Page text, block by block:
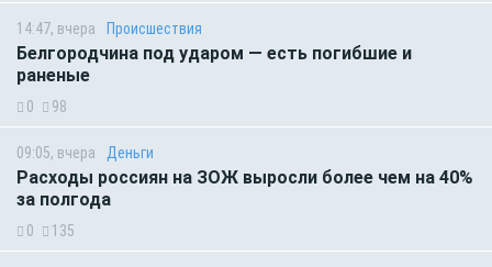
14:47, вчера Происшествия
Белгородчина под ударом — есть погибшие и
раненые
0 98
09:05, вчера Деньги
Расходы россиян на ЗОЖ выросли более чем на 40%
за полгода
0 135